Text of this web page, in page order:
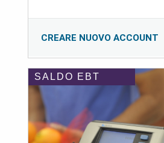
CREARE NUOVO ACCOUNT
SALDO EBT